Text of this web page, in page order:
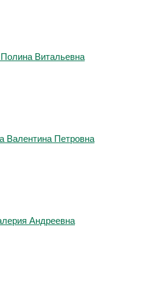
Витальевна
Валентина Петровна
Андреевна